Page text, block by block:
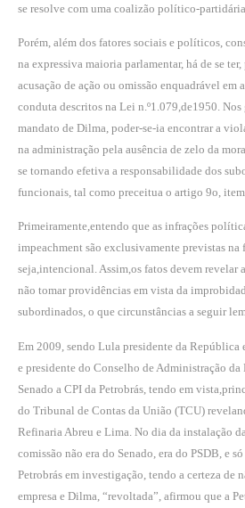
se resolve com uma coalizão político-
Porém, além dos fatores sociais e políticos,
na expressiva maioria parlamentar, há de se
acusação de ação ou omissão enquadrável em
conduta descritos na Lei n.º1.079,de1950.
mandato de Dilma, poder-se-ia encontrar a
na administração pela ausência de zelo da
se tornando efetiva a responsabilidade dos
funcionais, tal como preceitua o artigo 9o,
Primeiramente,entendo que as infrações
impeachment são exclusivamente previstas na
seja,intencional. Assim,os fatos devem revelar
não tomar providências em vista da
subordinados, o que circunstâncias a seguir
Em 2009, sendo Lula presidente da República
e presidente do Conselho de Administração da
Senado a CPI da Petrobrás, tendo em
do Tribunal de Contas da União (TCU)
Refinaria Abreu e Lima. No dia da instalação
comissão não era do Senado, era do PSDB, e
Petrobrás em investigação, tendo a certeza de
empresa e Dilma, “revoltada”, afirmou que a